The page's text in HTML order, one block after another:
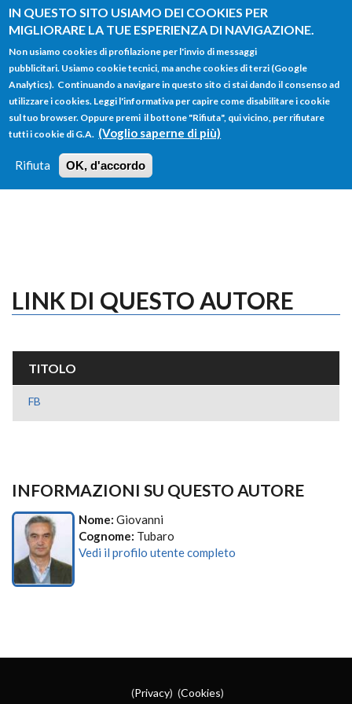
IN QUESTO SITO USIAMO DEI COOKIES PER
MIGLIORARE LA TUE ESPERIENZA DI NAVIGAZIONE.
Non usiamo cookies di profilazione per l'invio di messaggi
pubblicitari. Usiamo cookie tecnici, ma anche cookies di terzi (Google
Analytics). Continuando a navigare in questo sito ci stai dando il consenso ad
utilizzare i cookies. Leggi l'informativa per capire come disabilitare i cookie
sul tuo browser. Oppure premi il bottone "Rifiuta", qui vicino, per rifiutare
tutti i cookie di G.A. (Voglio saperne di più)
Rifiuta OK, d'accordo
Salta al contenuto principale
FORM
DI
RICERCA
Main menu
HOME TUTTI I PROFILI
LOGIN
LINK DI QUESTO AUTORE
TITOLO
FB
INFORMAZIONI SU QUESTO AUTORE
Nome: Giovanni
Cognome: Tubaro
Vedi il profilo utente completo
(Privacy) (Cookies)